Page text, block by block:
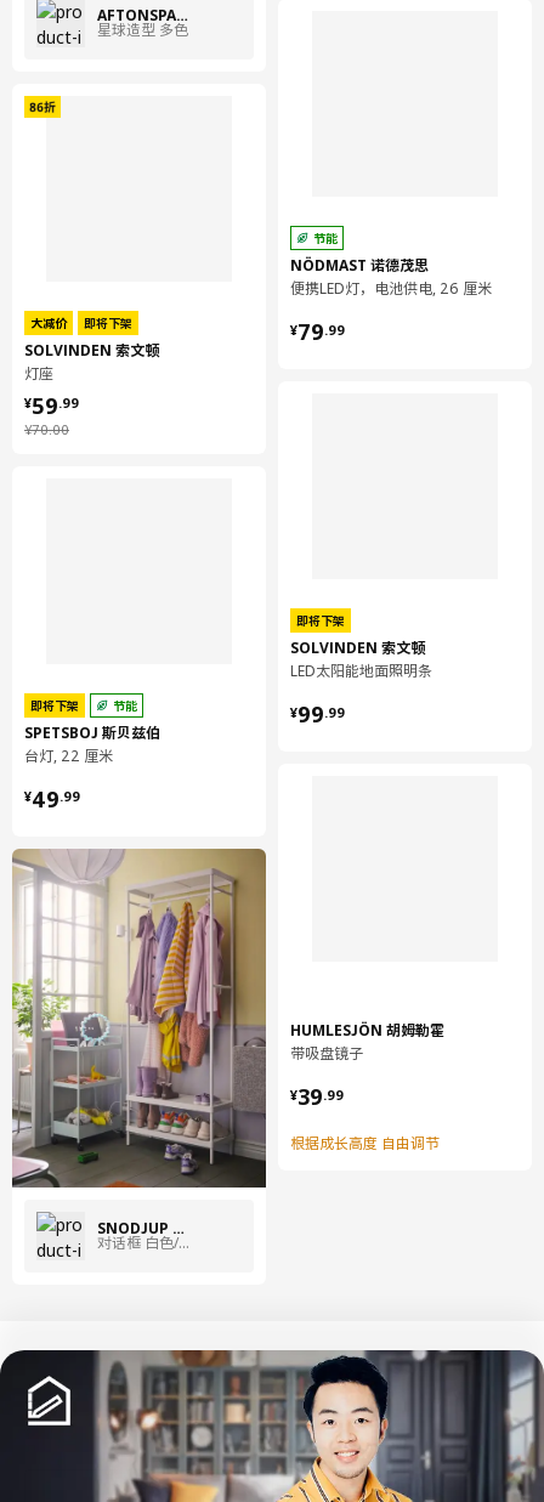
呈现装饰照明效果。
无须电线、插头，方便使用。
这盏灯配有USB-C电线端口，方便给电池充电。
产地见包装
小贴士
仅限室内使用。
内置LED光源，使用寿命约为25,000小时。
阳光下持续充电时长为9-12小时，阴天时充电需超过12小时。
这种产品中的材料可以回收利用。 请查看你所在社区的回收规
则，以及附近地区是否有回收设施。
仅使用产品规定的配套电池。请勿将新旧电池、不同品牌或类型的
电池混合使用。
AFTONSPARV 艾顿斯帕
星球造型 多色
大减价 即将下架
SOLVINDEN 索文顿
灯座
¥70.00
¥ 70.00
¥59.99
¥ 59.99
即将下架 节能
SPETSBOJ 斯贝兹伯
台灯, 22 厘米
¥49.99
¥ 49.99
SNÖDJUP 斯诺优
对话框 白色/多色
节能
NÖDMAST 诺德茂思
便携LED灯，电池供电, 26 厘米
¥79.99
¥ 79.99
即将下架
SOLVINDEN 索文顿
LED太阳能地面照明条
¥99.99
¥ 99.99
HUMLESJÖN 胡姆勒霍
带吸盘镜子
¥39.99
¥ 39.99
根据成长高度 自由调节
中文 English